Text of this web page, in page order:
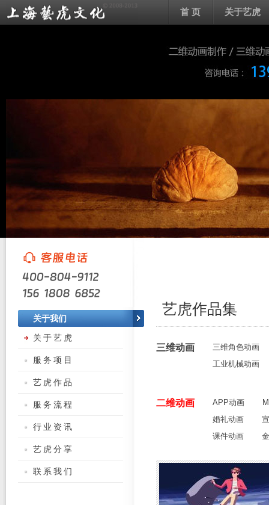
首 页 关于艺虎
艺虎作品集
三维动画
三维角色动画
工业机械动画
二维动画 APP动画
婚礼动画
课件动画
关于我们
关于艺虎
服务项目
艺虎作品
服务流程
行业资讯
艺虎分享
联系我们